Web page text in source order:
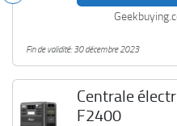
Fin de validité: 30 décembre 2023
Centrale
F2400